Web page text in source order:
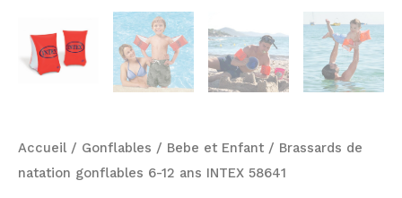
Accueil / Gonflables / Bebe et Enfant / Brassards de
natation gonflables 6-12 ans INTEX 58641